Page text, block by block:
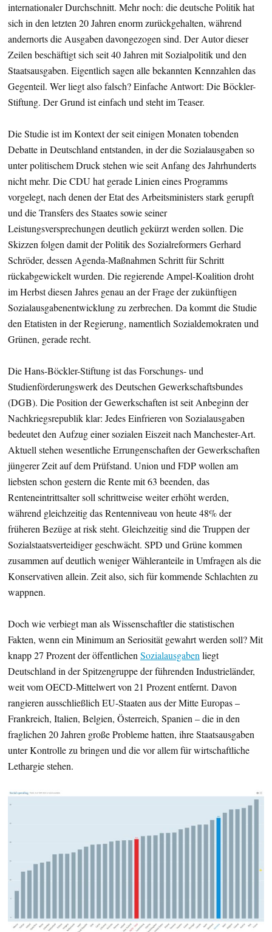
internationaler Durchschnitt. Mehr noch: die deutsche Politik hat
sich in den letzten 20 Jahren enorm zurückgehalten, während
andernorts die Ausgaben davongezogen sind. Der Autor dieser
Zeilen beschäftigt sich seit 40 Jahren mit Sozialpolitik und den
Staatsausgaben. Eigentlich sagen alle bekannten Kennzahlen das
Gegenteil. Wer liegt also falsch? Einfache Antwort: Die Böckler-
Stiftung. Der Grund ist einfach und steht im Teaser.
Die Studie ist im Kontext der seit einigen Monaten tobenden
Debatte in Deutschland entstanden, in der die Sozialausgaben so
unter politischem Druck stehen wie seit Anfang des Jahrhunderts
nicht mehr. Die CDU hat gerade Linien eines Programms
vorgelegt, nach denen der Etat des Arbeitsministers stark gerupft
und die Transfers des Staates sowie seiner
Leistungsversprechungen deutlich gekürzt werden sollen. Die
Skizzen folgen damit der Politik des Sozialreformers Gerhard
Schröder, dessen Agenda-Maßnahmen Schritt für Schritt
rückabgewickelt wurden. Die regierende Ampel-Koalition droht
im Herbst diesen Jahres genau an der Frage der zukünftigen
Sozialausgabenentwicklung zu zerbrechen. Da kommt die Studie
den Etatisten in der Regierung, namentlich Sozialdemokraten und
Grünen, gerade recht.
Die Hans-Böckler-Stiftung ist das Forschungs- und
Studienförderungswerk des Deutschen Gewerkschaftsbundes
(DGB). Die Position der Gewerkschaften ist seit Anbeginn der
Nachkriegsrepublik klar: Jedes Einfrieren von Sozialausgaben
bedeutet den Aufzug einer sozialen Eiszeit nach Manchester-Art.
Aktuell stehen wesentliche Errungenschaften der Gewerkschaften
jüngerer Zeit auf dem Prüfstand. Union und FDP wollen am
liebsten schon gestern die Rente mit 63 beenden, das
Renteneintrittsalter soll schrittweise weiter erhöht werden,
während gleichzeitig das Rentenniveau von heute 48% der
früheren Bezüge at risk steht. Gleichzeitig sind die Truppen der
Sozialstaatsverteidiger geschwächt. SPD und Grüne kommen
zusammen auf deutlich weniger Wähleranteile in Umfragen als die
Konservativen allein. Zeit also, sich für kommende Schlachten zu
wappnen.
Doch wie verbiegt man als Wissenschaftler die statistischen
Fakten, wenn ein Minimum an Seriosität gewahrt werden soll? Mit
knapp 27 Prozent der öffentlichen Sozialausgaben liegt
Deutschland in der Spitzengruppe der führenden Industrieländer,
weit vom OECD-Mittelwert von 21 Prozent entfernt. Davon
rangieren ausschließlich EU-Staaten aus der Mitte Europas –
Frankreich, Italien, Belgien, Österreich, Spanien – die in den
fraglichen 20 Jahren große Probleme hatten, ihre Staatsausgaben
unter Kontrolle zu bringen und die vor allem für wirtschaftliche
Lethargie stehen.